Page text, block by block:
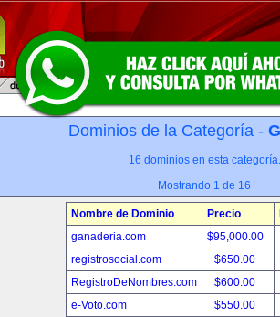
Dominios de la Categoría -
16 dominios en esta categoría.
Mostrando 1 de 16
Nombre de Dominio Precio
ganaderia.com
$95,000.00
registrosocial.com
$650.00
RegistroDeNombres.com
$600.00
e-Voto.com
$550.00